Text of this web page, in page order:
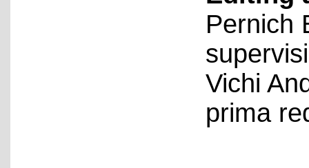
Pernich
Vichi
prima